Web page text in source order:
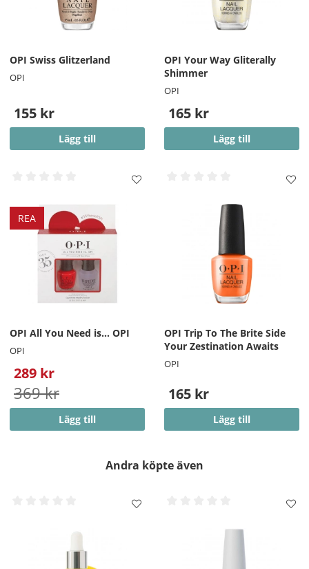
OPI Swiss Glitzerland
OPI
155 kr
Lägg till
OPI Your Way Gliterally
Shimmer
OPI
165 kr
Lägg till
REA
OPI All You Need is... OPI
OPI
289 kr
369 kr
Lägg till
OPI Trip To The Brite Side
Your Zestination Awaits
OPI
165 kr
Lägg till
Andra köpte även